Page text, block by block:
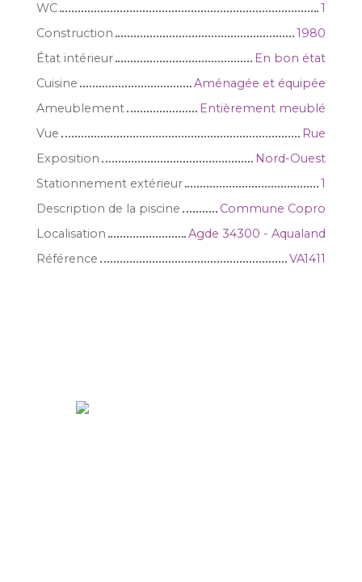
WC
1
Construction
1980
État intérieur
En bon état
Cuisine
Aménagée et équipée
Ameublement
Entièrement meublé
Vue
Rue
Exposition
Nord-Ouest
Stationnement extérieur
1
Description de la piscine
Commune Copro
Localisation
Agde 34300 - Aqualand
Référence
VA1411